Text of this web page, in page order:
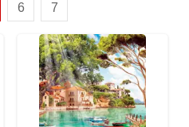
6 7